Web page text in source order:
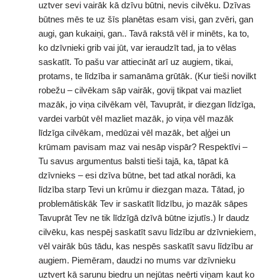
uztver sevi vairāk kā dzīvu būtni, nevis cilvēku. Dzīvas
būtnes mēs te uz šīs planētas esam visi, gan zvēri, gan
augi, gan kukaiņi, gan.. Tavā rakstā vēl ir minēts, ka to,
ko dzīvnieki grib vai jūt, var ieraudzīt tad, ja to vēlas
saskatīt. To pašu var attiecināt arī uz augiem, tikai,
protams, te līdzība ir samanāma grūtāk. (Kur tieši novilkt
robežu – cilvēkam sāp vairāk, govij tikpat vai mazliet
mazāk, jo viņa cilvēkam vēl, Tavuprāt, ir diezgan līdzīga,
vardei varbūt vēl mazliet mazāk, jo viņa vēl mazāk
līdzīga cilvēkam, medūzai vēl mazāk, bet aļģei un
krūmam pavisam maz vai nesāp vispār? Respektīvi –
Tu savus argumentus balsti tieši tajā, ka, tāpat kā
dzīvnieks – esi dzīva būtne, bet tad atkal norādi, ka
līdzība starp Tevi un krūmu ir diezgan maza. Tātad, jo
problemātiskāk Tev ir saskatīt līdzību, jo mazāk sāpes
Tavuprāt Tev ne tik līdzīgā dzīvā būtne izjutīs.) Ir daudz
cilvēku, kas nespēj saskatīt savu līdzību ar dzīvniekiem,
vēl vairāk būs tādu, kas nespēs saskatīt savu līdzību ar
augiem. Piemēram, daudzi no mums var dzīvnieku
uztvert kā sarunu biedru un nejūtas neērti viņam kaut ko